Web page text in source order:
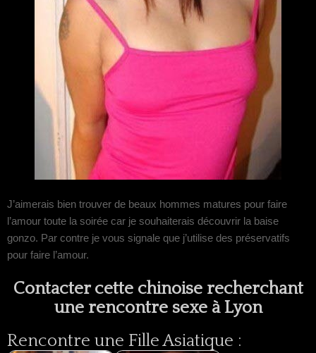
J’aimerais bien trouver de beaux hommes matures pour faire
l’amour toute la soirée car je souhaiterais découvrir la baise
gonzo. Par contre je vous signale que j’utilise des préservatifs
pour faire l’amour.
Contacter cette chinoise recherchant
une rencontre sexe à Lyon
Rencontre une Fille Asiatique :